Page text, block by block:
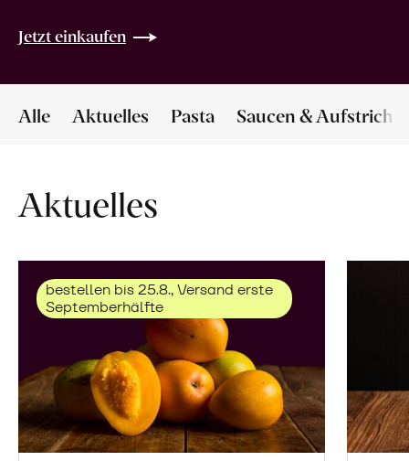
Jetzt einkaufen
Alle Aktuelles Pasta Saucen & Aufstriche
Aktuelles
bestellen bis 25.8., Versand erste
Septemberhälfte